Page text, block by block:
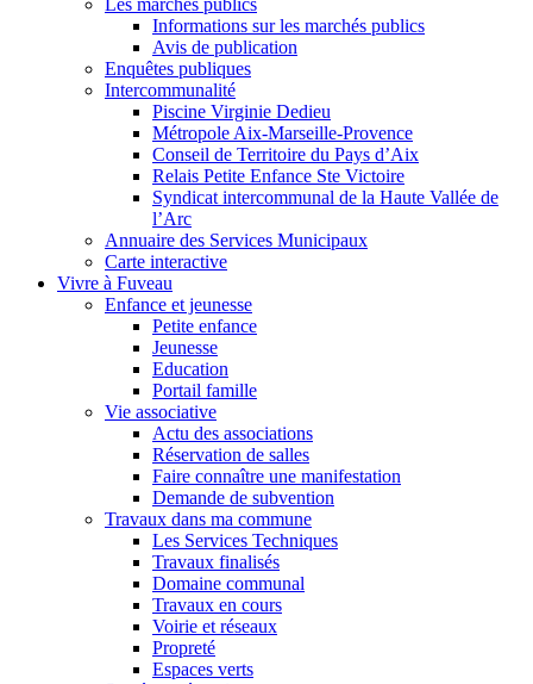
Les marchés publics
Informations sur les marchés publics
Avis de publication
Enquêtes publiques
Intercommunalité
Piscine Virginie Dedieu
Métropole Aix-Marseille-Provence
Conseil de Territoire du Pays d’Aix
Relais Petite Enfance Ste Victoire
Syndicat intercommunal de la Haute Vallée de
l’Arc
Annuaire des Services Municipaux
Carte interactive
Vivre à Fuveau
Enfance et jeunesse
Petite enfance
Jeunesse
Education
Portail famille
Vie associative
Actu des associations
Réservation de salles
Faire connaître une manifestation
Demande de subvention
Travaux dans ma commune
Les Services Techniques
Travaux finalisés
Domaine communal
Travaux en cours
Voirie et réseaux
Propreté
Espaces verts